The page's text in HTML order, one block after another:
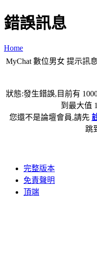
錯誤訊息
Home
MyChat 數位男女 提示訊息
狀態:發生錯誤,目前有
到最大值
您還不是論壇會員,請先
跳
完整版本
免責聲明
頂端